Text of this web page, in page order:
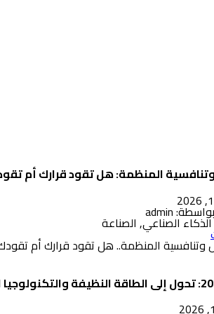
وتنافسية المنظمة: هل تقود قرارك أم
admin
الذكاء الصناعي, الصناعة